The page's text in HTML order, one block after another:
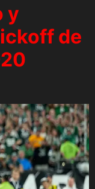
y
de